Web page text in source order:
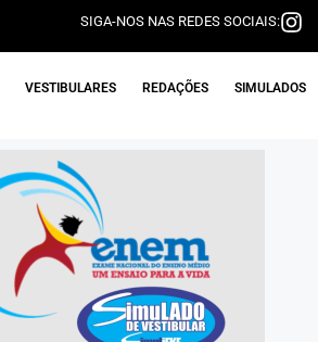
SIGA-NOS NAS REDES SOCIAIS:
VESTIBULARES REDAÇÕES SIMULADOS